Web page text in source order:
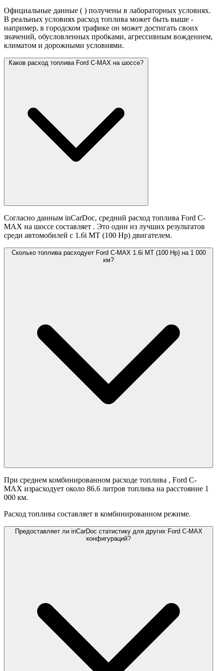
Официальные данные ( ) получены в лабораторных условиях.
В реальных условиях расход топлива может быть выше -
например, в городском трафике он может достигать своих
значений, обусловленных пробками, агрессивным вождением,
климатом и дорожными условиями.
Каков расход топлива Ford C-MAX на шоссе?
Согласно данным inCarDoc, средний расход топлива Ford C-
MAX на шоссе составляет . Это один из лучших результатов
среди автомобилей с 1.6i MT (100 Hp) двигателем.
Сколько топлива расходует Ford C-MAX 1.6i MT (100 Hp) на 1 000
км?
При среднем комбинированном расходе топлива , Ford C-
MAX израсходует около 86.6 литров топлива на расстояние 1
000 км.
Расход топлива составляет в комбинированном режиме.
Предоставляет ли inCarDoc статистику для других Ford C-MAX
конфигураций?